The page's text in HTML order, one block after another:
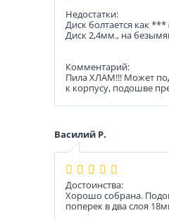
Недостатки:
Диск болтается как
Диск 2,4мм., на
Комментарий:
Пила ХЛАМ!!! Может
к корпусу, подошве
Василий Р.
Достоинства:
Хорошо собрана.
поперек в два слоя